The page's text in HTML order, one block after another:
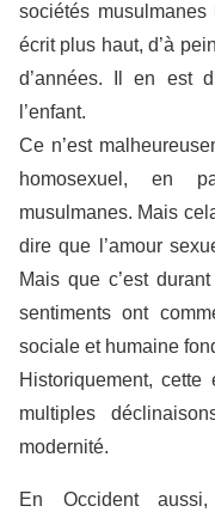
sociétés
écrit plus haut, d’à
d’années. Il en est
l’enfant.
Ce n’est
homosexuel, en
musulmanes. Mais
dire que l’amour
Mais que c’est
sentiments ont
sociale et humaine
Historiquement, cette
multiples
modernité.
En Occident